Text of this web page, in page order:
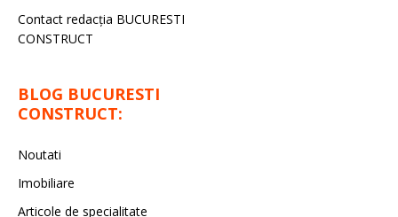
Contact redacţia BUCURESTI
CONSTRUCT
BLOG BUCURESTI
CONSTRUCT:
Noutati
Imobiliare
Articole de specialitate